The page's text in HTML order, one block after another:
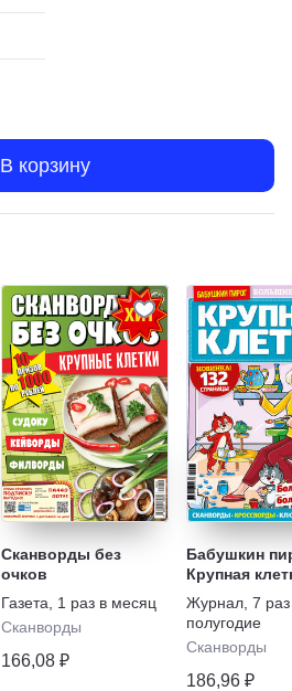
В корзину
Сканворды без
очков
Газета
1 раз в месяц
Сканворды
166,08 ₽
Бабушкин
Крупная
Журнал 7
полугодие
Сканворды
186,96 ₽